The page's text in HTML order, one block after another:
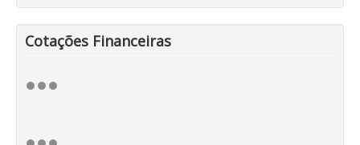
Cotações Financeiras